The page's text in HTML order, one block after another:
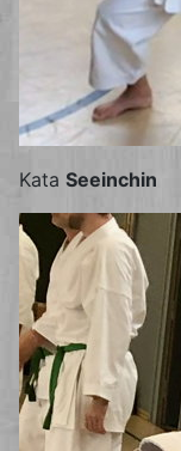
Kata Seeinchin